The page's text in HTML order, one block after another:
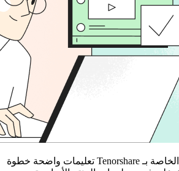
توفر أدلة الفيديو الخاصة بـ Tenorshare تعليمات واضحة خطوة